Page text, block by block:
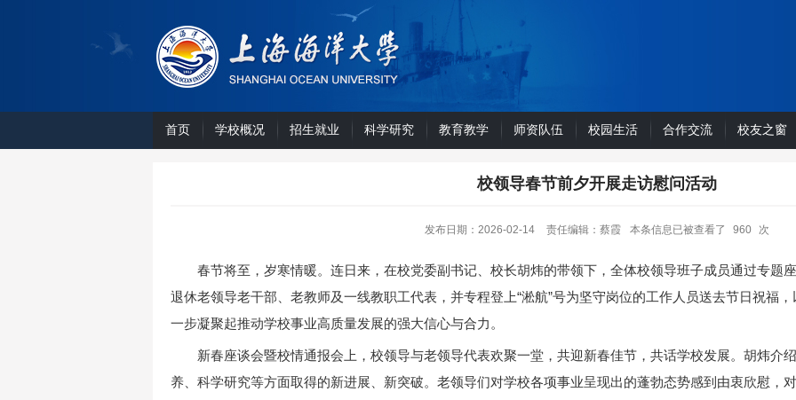
首页 学校概况 招生就业 科学研究 教育教学 师资队伍 校园生活 合作交流 校友之窗
校领导春节前夕开展走访慰问活动
发布日期：2026-02-14 责任编辑：蔡霞 本条信息已被查看了 960 次
春节将至，岁寒情暖。连日来，在校党委副书记、校长胡炜的带领下，全体校领导班子成员通过专题
退休老领导老干部、老教师及一线教职工代表，并专程登上“淞航”号为坚守岗位的工作人员送去节日祝福
一步凝聚起推动学校事业高质量发展的强大信心与合力。
新春座谈会暨校情通报会上，校领导与老领导代表欢聚一堂，共迎新春佳节，共话学校发展。胡炜介
养、科学研究等方面取得的新进展、新突破。老领导们对学校各项事业呈现出的蓬勃态势感到由衷欣慰，